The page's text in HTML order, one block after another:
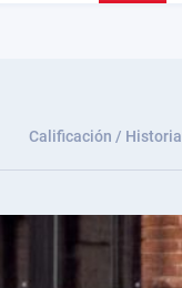
Calificación / Historia